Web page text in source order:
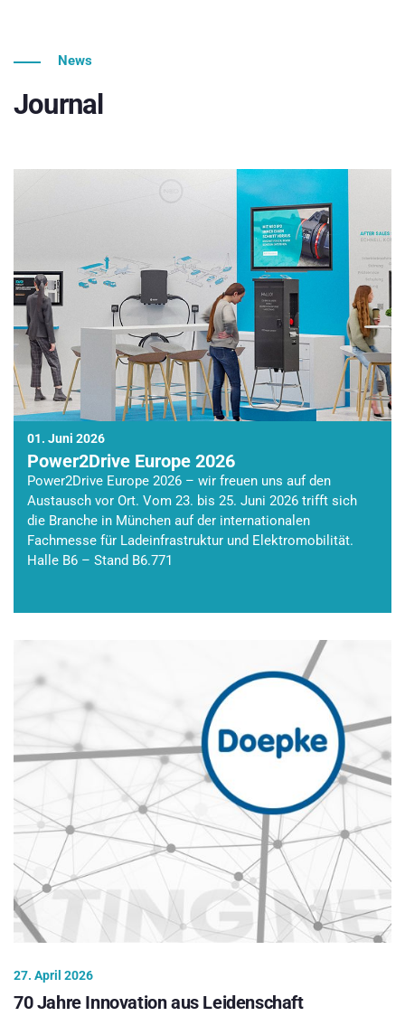
News
Journal
01. Juni 2026
Power2Drive Europe 2026
Power2Drive Europe 2026 – wir freuen uns auf den
Austausch vor Ort. Vom 23. bis 25. Juni 2026 trifft sich
die Branche in München auf der internationalen
Fachmesse für Ladeinfrastruktur und Elektromobilität.
Halle B6 – Stand B6.771
27. April 2026
70 Jahre Innovation aus Leidenschaft